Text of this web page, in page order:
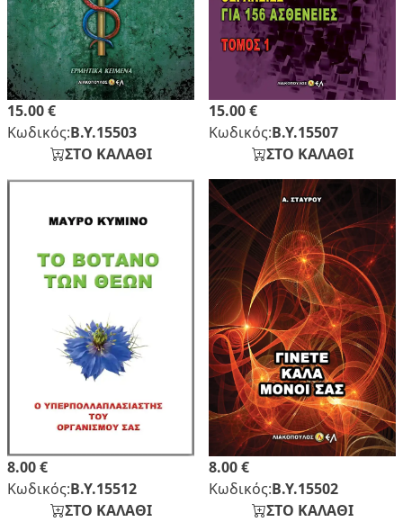
15.00 €
Κωδικός:Β.Υ.15503
ΣΤΟ ΚΑΛΑΘΙ
15.00 €
Κωδικός:Β.Υ.15507
ΣΤΟ ΚΑΛΑΘΙ
8.00 €
Κωδικός:Β.Υ.15512
ΣΤΟ ΚΑΛΑΘΙ
8.00 €
Κωδικός:Β.Υ.15502
ΣΤΟ ΚΑΛΑΘΙ